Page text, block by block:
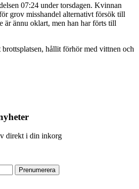
07:24 under torsdagen. Kvinnan
grov misshandel alternativt försök till
är ännu oklart, men han har förts till
brottsplatsen, hållit förhör med vittnen och
direkt i din inkorg
Prenumerera